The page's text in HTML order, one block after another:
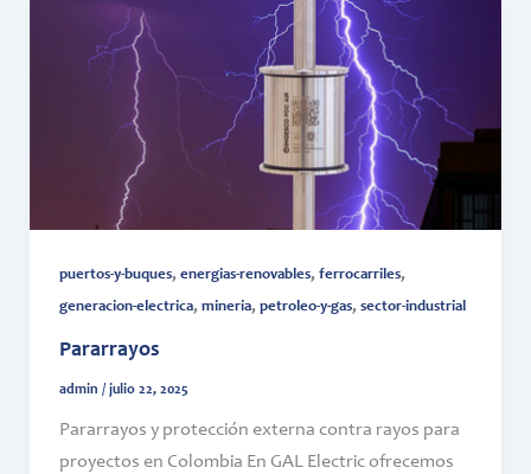
puertos-y-buques, energias-renovables, ferrocarriles,
generacion-electrica, mineria, petroleo-y-gas, sector-industrial
Pararrayos
admin / julio 22, 2025
Pararrayos y protección externa contra rayos para
proyectos en Colombia En GAL Electric ofrecemos